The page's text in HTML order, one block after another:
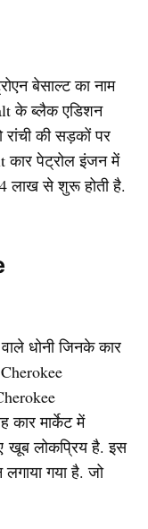
बेसाल्ट का नाम
के ब्लैक एडिशन
की सड़कों पर
कार पेट्रोल इंजन में
लाख से शुरू होती है.
धोनी जिनके कार
कार मार्केट में
खूब लोकप्रिय है. इस
गया है. जो